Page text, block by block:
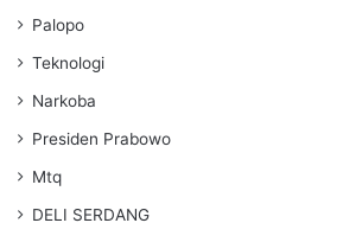
Palopo
Teknologi
Narkoba
Presiden Prabowo
Mtq
DELI SERDANG